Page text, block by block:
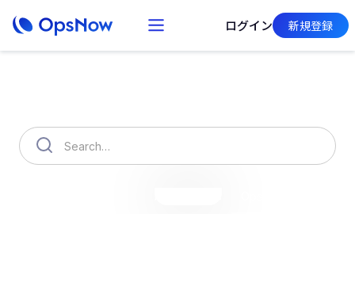
ログイン 新規登録